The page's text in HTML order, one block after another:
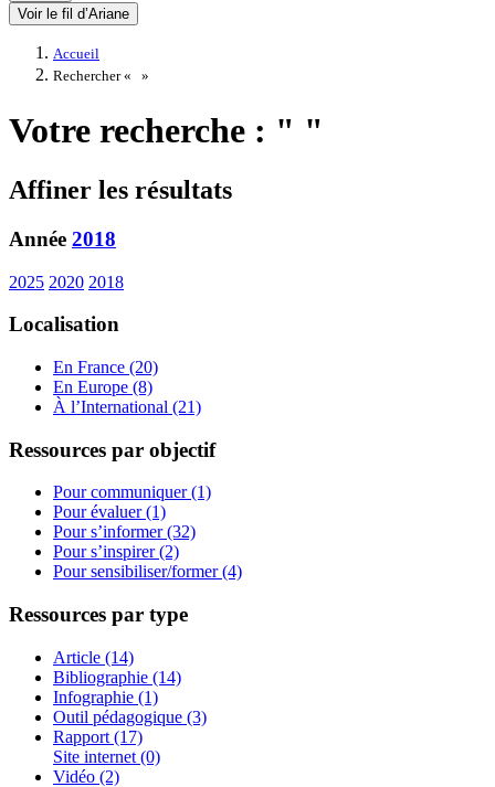
Voir le fil d’Ariane
Accueil
Rechercher «
»
Votre recherche : " "
Affiner les résultats
Année 2018
2025 2020 2018
Localisation
En France (20)
En Europe (8)
À l’International (21)
Ressources par objectif
Pour communiquer (1)
Pour évaluer (1)
Pour s’informer (32)
Pour s’inspirer (2)
Pour sensibiliser/former (4)
Ressources par type
Article (14)
Bibliographie (14)
Infographie (1)
Outil pédagogique (3)
Rapport (17)
Site internet (0)
Vidéo (2)